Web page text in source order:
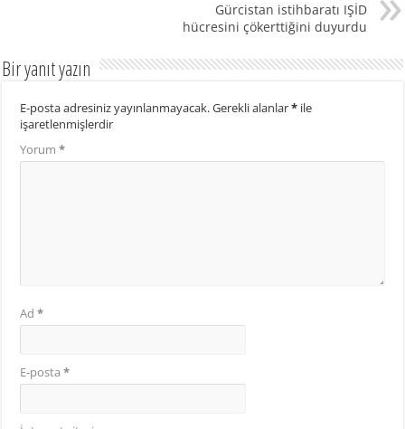
Gürcistan istihbaratı IŞİD
hücresini çökerttiğini duyurdu
Bir yanıt yazın
E-posta adresiniz yayınlanmayacak.Gerekli alanlar* ile
işaretlenmişlerdir
Yorum*
Ad*
E-posta*